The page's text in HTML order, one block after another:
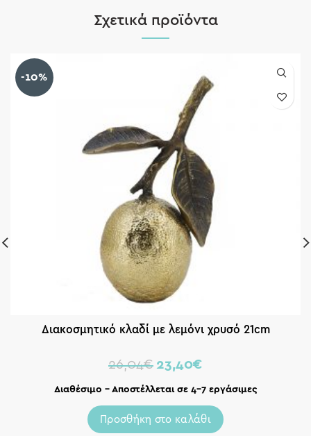
Σχετικά προϊόντα
-10%
Διακοσμητικό κλαδί με λεμόνι χρυσό 21cm
26,04€ 23,40€
Διαθέσιμο – Αποστέλλεται σε 4-7 εργάσιμες
Προσθήκη στο καλάθι